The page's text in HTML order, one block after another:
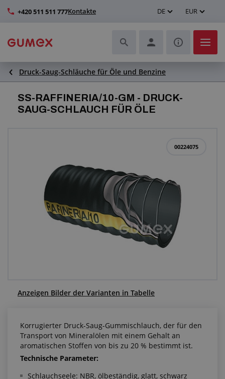
+420 511 511 777Kontakte DE EUR
Schläuche und deren Komplettierung
Profile und Herstellung von Dichtungen
Verbesserung der Arbeitsumgebung
Weitere Gummi- und Kunststoffprodukte
Druck-Saug-Schläuche für Öle und Benzine
SS-RAFFINERIA/10-GM - DRUCK-
SAUG-SCHLAUCH FÜR ÖLE
00224075
Anzeigen Bilder der Varianten in Tabelle
Korrugierter Druck-Saug-Gummischlauch, der für den
Transport von Mineralölen mit einem Gehalt an
aromatischen Stoffen von bis zu 20 % bestimmt ist.
Technische Parameter:
Schlauchseele: NBR, ölbeständig, glatt, schwarz